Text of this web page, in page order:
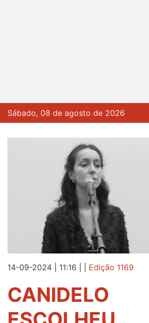
Sábado, 08 de agosto de 2026
14-09-2024 | 11:16 Edição 1169
CANIDELO